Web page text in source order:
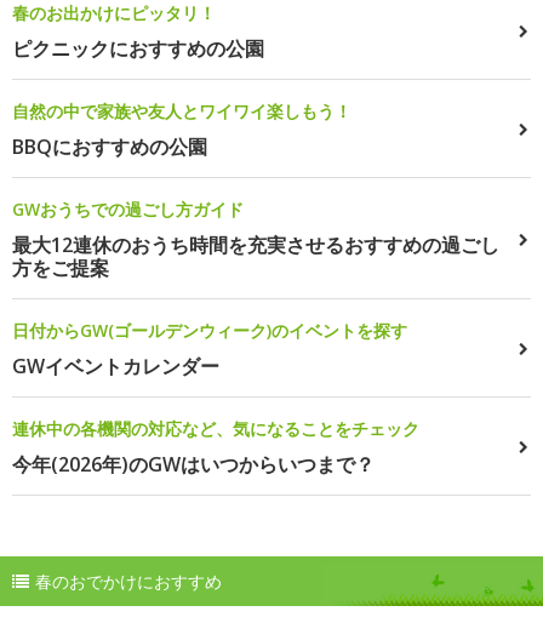
春のお出かけにピッタリ！
ピクニックにおすすめの公園
自然の中で家族や友人とワイワイ楽しもう！
BBQにおすすめの公園
GWおうちでの過ごし方ガイド
最大12連休のおうち時間を充実させるおすすめの過ごし
方をご提案
日付からGW(ゴールデンウィーク)のイベントを探す
GWイベントカレンダー
連休中の各機関の対応など、気になることをチェック
今年(2026年)のGWはいつからいつまで？
春のおでかけにおすすめ